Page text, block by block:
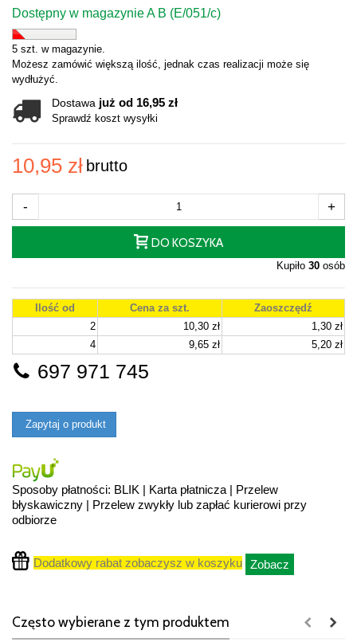
Dostępny w magazynie A B (E/051/c)
5 szt. w magazynie.
Możesz zamówić większą ilość, jednak czas realizacji może się
wydłużyć.
Dostawa już od 16,95 zł
Sprawdź koszt wysyłki
10,95 zł brutto
- +
DO KOSZYKA
Kupiło 30 osób
Ilość od Cena za szt.
Zaoszczędź
2
10,30 zł
1,30 zł
4
9,65 zł 5,20 zł
697 971 745
Zapytaj o produkt
Sposoby płatności: BLIK | Karta płatnicza | Przelew
błyskawiczny | Przelew zwykły lub zapłać kurierowi przy
odbiorze
Dodatkowy rabat zobaczysz w koszyku Zobacz
Często wybierane z tym produktem